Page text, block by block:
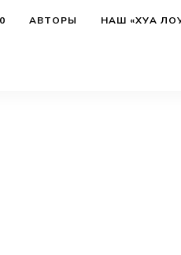
АВТОРЫ НАШ «ХУА